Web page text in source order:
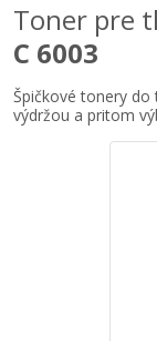
Toner pre
C 6003
Špičkové tonery do
výdržou a pritom